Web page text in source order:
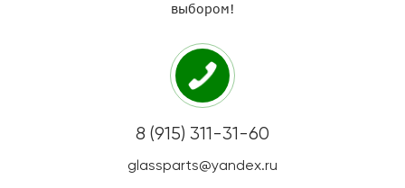
выбором!
8 (915) 311-31-60
glassparts@yandex.ru